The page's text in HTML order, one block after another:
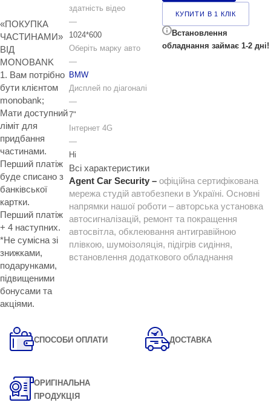
«ПОКУПКА
ЧАСТИНАМИ»
ВІД
MONOBANK
1. Вам потрібно
бути клієнтом
monobank;
Мати доступний
ліміт для
придбання
частинами.
Перший платіж
буде списано з
банківської
картки.
Перший платіж
+ 4 наступних.
*Не сумісна зі
знижками,
подарунками,
підвищеними
бонусами та
акціями.
здатність відео
—
1024*600
Оберіть марку авто
—
BMW
Дисплей по діагоналі
—
7"
Інтернет 4G
—
Ні
Всі характеристики
КУПИТИ В 1 КЛІК
Встановлення
обладнання займає 1-2 дні!
Agent Car Security – офіційна сертифікована
мережа студій автобезпеки в Україні. Основні
напрямки нашої роботи – авторська установка
автосигналізацій, ремонт та покращення
автосвітла, обклеювання антигравійною
плівкою, шумоізоляція, підігрів сидіння,
встановлення додаткового обладнання
СПОСОБИ ОПЛАТИ ДОСТАВКА
ОРИГІНАЛЬНА
ПРОДУКЦІЯ